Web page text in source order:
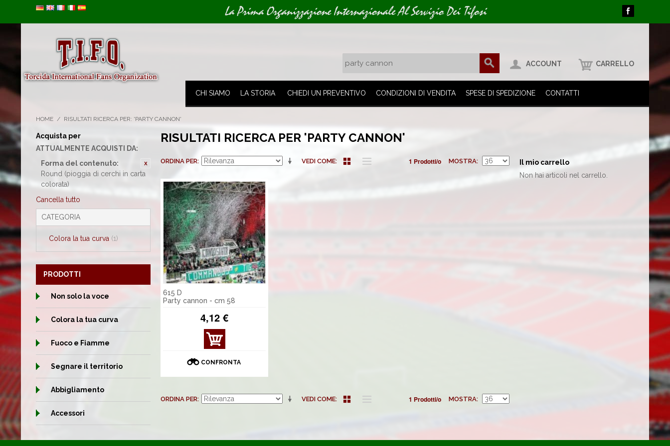
La Prima Organizzazione Internazionale Al Servizio Dei Tifosi
ACCOUNT CARRELLO
CHI SIAMO LA STORIA CHIEDI UN PREVENTIVO CONDIZIONI DI VENDITA SPESE DI SPEDIZIONE CONTATTI
HOME / RISULTATI RICERCA PER: 'PARTY CANNON'
Acquista per
ATTUALMENTE ACQUISTI DA:
Forma del contenuto:
Round (pioggia di cerchi in carta
colorata)
Cancella tutto
CATEGORIA
Colora la tua curva (1)
RISULTATI RICERCA PER 'PARTY CANNON'
VEDI COME
ORDINA PER 1 Prodotti/o MOSTRA
615 D
Party cannon - cm 58
4,12 €
MOS
TRA
TAGL
I
CONFRONTA
VEDI COME
ORDINA PER 1 Prodotti/o MOSTRA
PRODOTTI
Non solo la voce
Colora la tua curva
Fuoco e Fiamme
Segnare il territorio
Abbigliamento
Accessori
Il mio carrello
Non hai articoli nel carrello.